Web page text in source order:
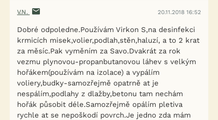
V.N. 20.11.2018 16:52
Dobré odpoledne.Používám Virkon S,na desinfekci
krmicích misek,volier,podlah,stěn,haluzí, a to 2 krat
za měsíc.Pak vyměním za Savo.Dvakrát za rok
vezmu plynovou-propanbutanovou láhev s velkým
hořákem(používám na izolace) a vypálím
voliery,budky-samozřejmě opatrně at je
nespálím,podlahy z dlažby,betonu tam nechám
hořák působit déle.Samozřejmě opálím pletiva
rychle at se nepoškodí povrch.Je jedno zda mám